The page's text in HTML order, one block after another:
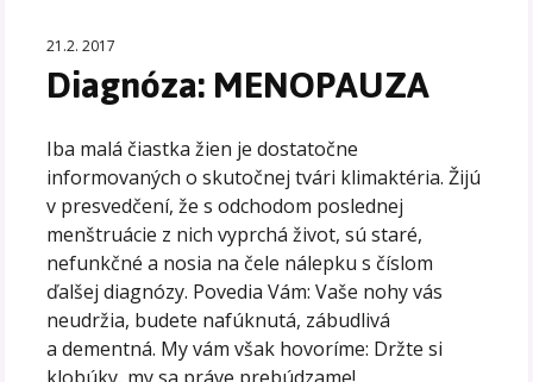
21.2. 2017
Diagnóza: MENOPAUZA
Iba malá čiastka žien je dostatočne
informovaných o skutočnej tvári klimaktéria. Žijú
v presvedčení, že s odchodom poslednej
menštruácie z nich vyprchá život, sú staré,
nefunkčné a nosia na čele nálepku s číslom
ďalšej diagnózy. Povedia Vám: Vaše nohy vás
neudržia, budete nafúknutá, zábudlivá
a dementná. My vám však hovoríme: Držte si